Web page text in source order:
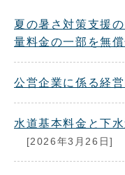
夏の暑さ対策支援
量料金の一部を無
公営企業に係る経
水道基本料金と下
[2026年3月26日]